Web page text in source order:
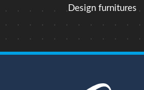
Design furnitures